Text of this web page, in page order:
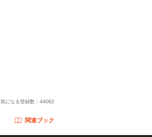
気になる登録数： 44062
関連ブック